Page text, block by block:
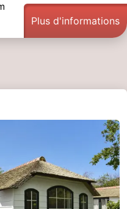
Plus d'informations